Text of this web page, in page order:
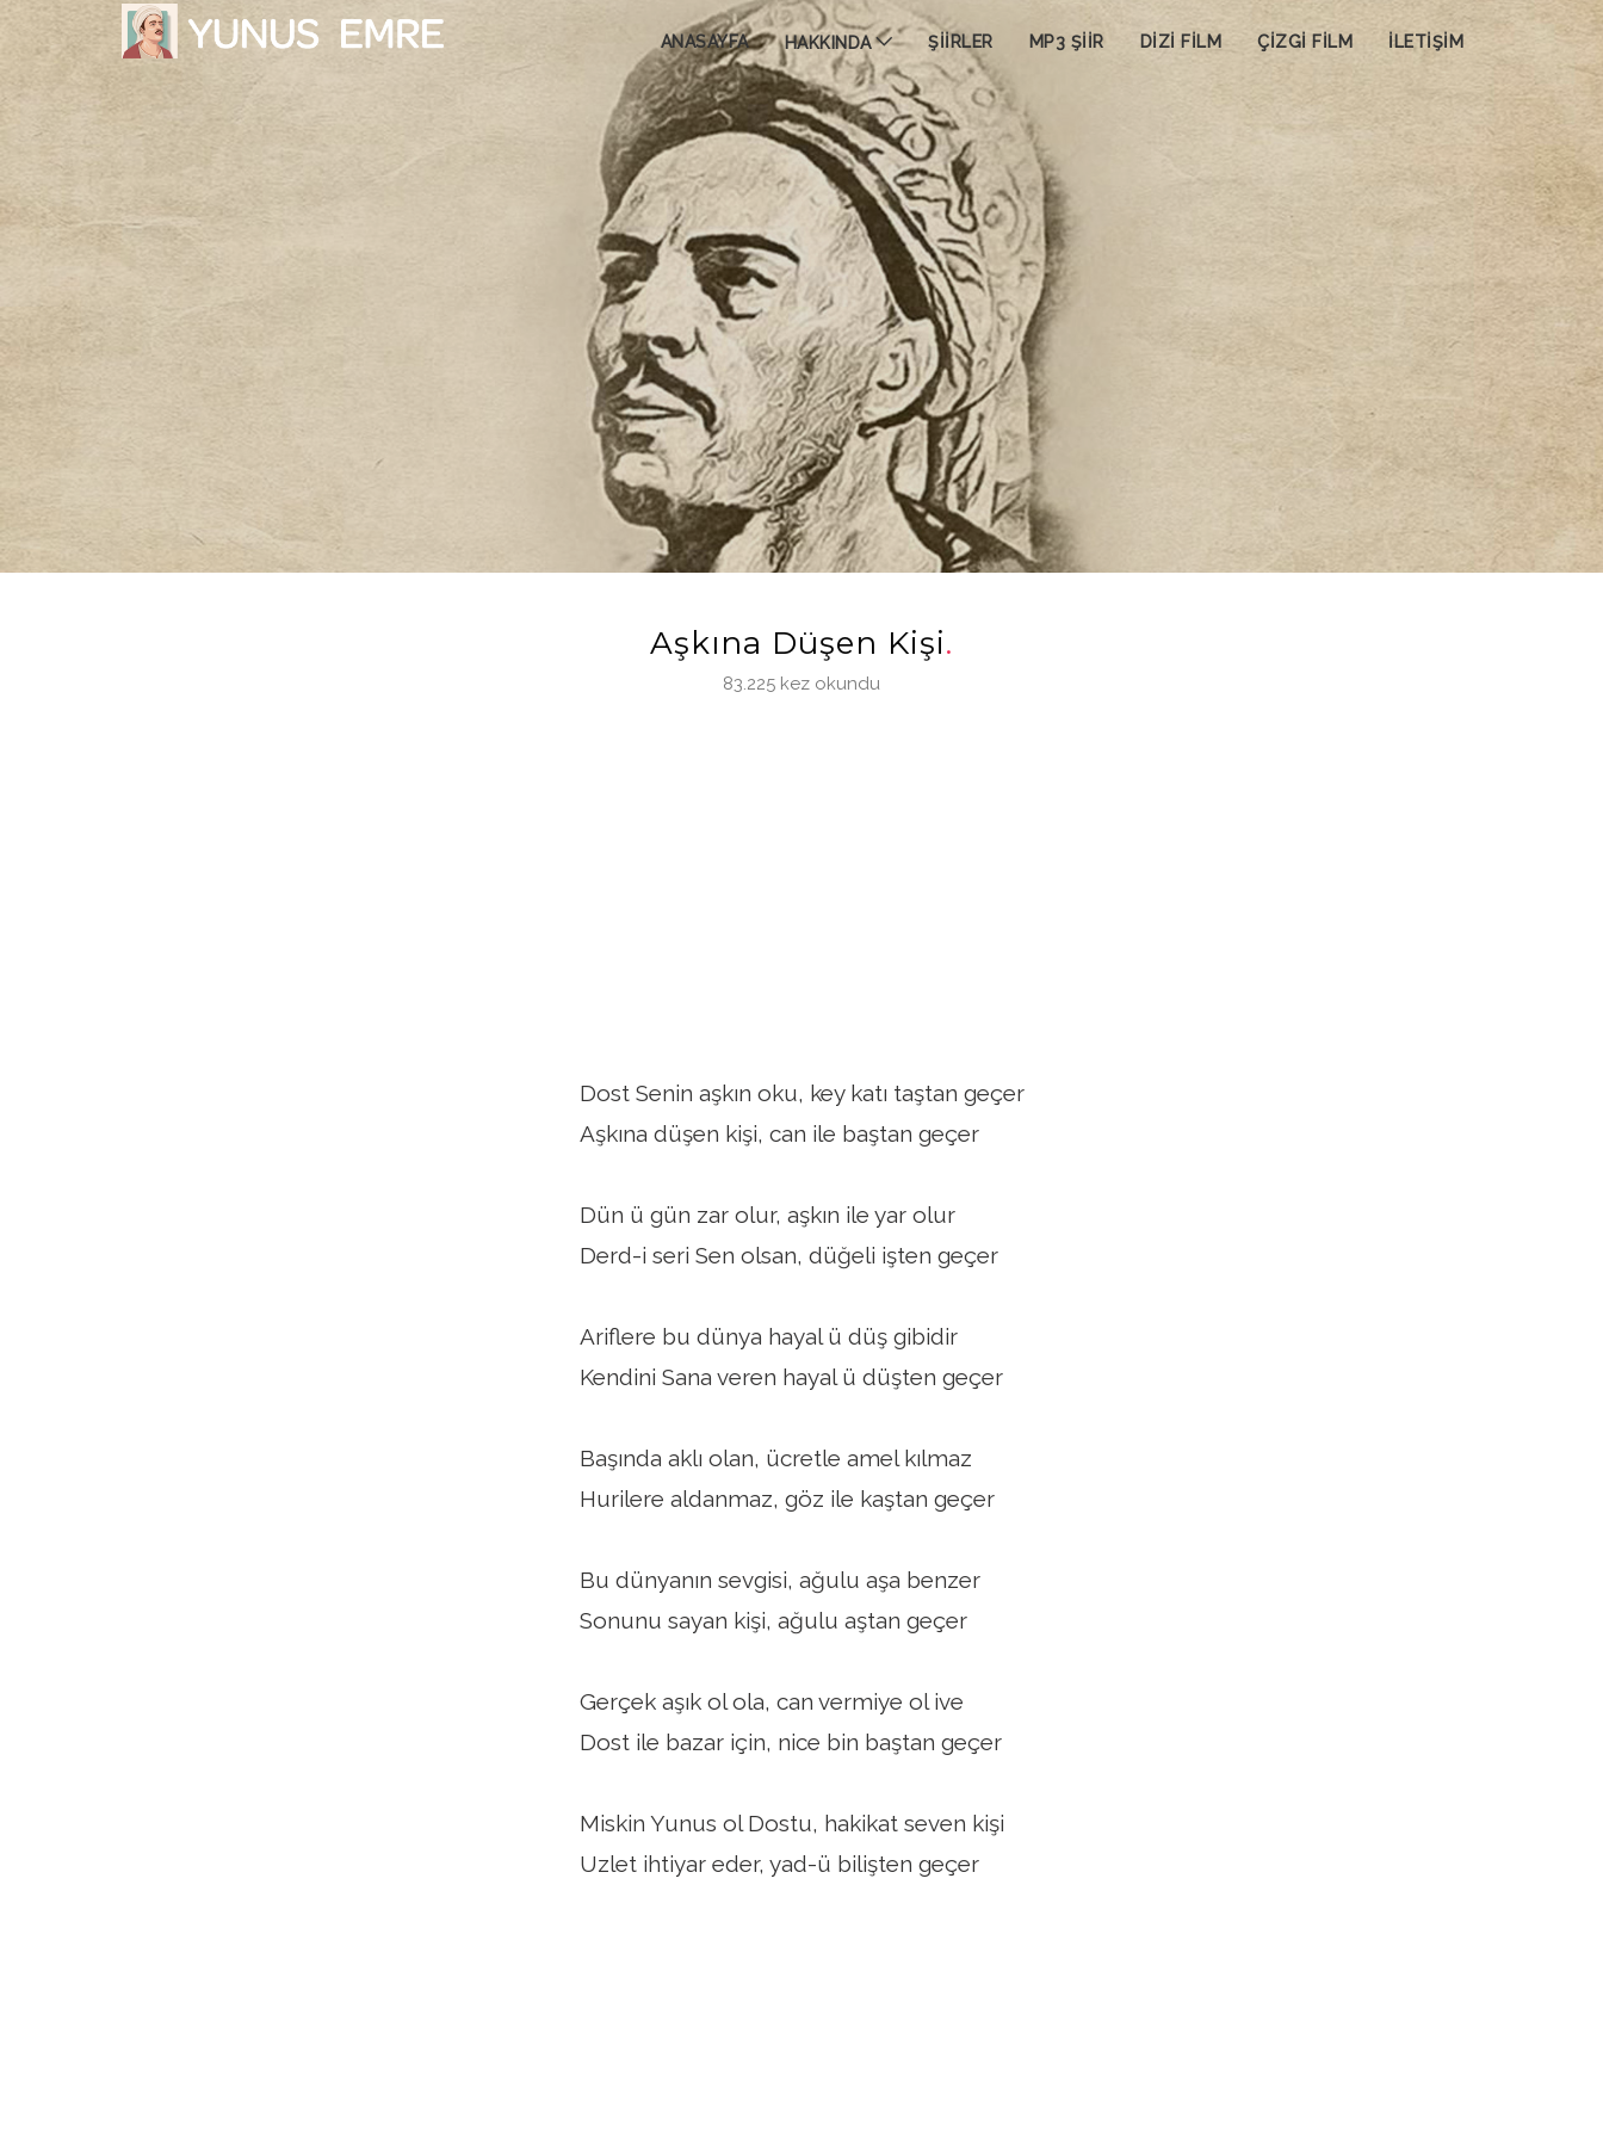
ANASAYFA HAKKINDA ŞİİRLER MP3 ŞİİR DİZİ FİLM ÇİZGİ FİLM İLETİŞİM
Aşkına Düşen Kişi
83.225 kez okundu
Dost Senin aşkın oku, key katı taştan geçer
Aşkına düşen kişi, can ile baştan geçer
Dün ü gün zar olur, aşkın ile yar olur
Derd-i seri Sen olsan, düğeli işten geçer
Ariflere bu dünya hayal ü düş gibidir
Kendini Sana veren hayal ü düşten geçer
Başında aklı olan, ücretle amel kılmaz
Hurilere aldanmaz, göz ile kaştan geçer
Bu dünyanın sevgisi, ağulu aşa benzer
Sonunu sayan kişi, ağulu aştan geçer
Gerçek aşık ol ola, can vermiye ol ive
Dost ile bazar için, nice bin baştan geçer
Miskin Yunus ol Dostu, hakikat seven kişi
Uzlet ihtiyar eder, yad-ü bilişten geçer